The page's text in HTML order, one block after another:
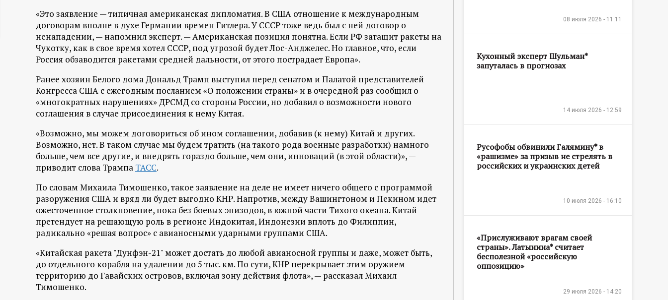
и
о
н
н
ы
й
п
о
р
т
а
л
«Это заявление — типичная американская дипломатия. В США отношение к международным
договорам вполне в духе Германии времен Гитлера. У СССР тоже ведь был с ней договор о
ненападении, — напомнил эксперт. — Американская позиция понятна. Если РФ затащит ракеты на
Чукотку, как в свое время хотел СССР, под угрозой будет Лос-Анджелес. Но главное, что, если
Россия обзаводится ракетами средней дальности, от этого пострадает Европа».
Ранее хозяин Белого дома Дональд Трамп выступил перед сенатом и Палатой представителей
Конгресса США с ежегодным посланием «О положении страны» и в очередной раз сообщил о
«многократных нарушениях» ДРСМД со стороны России, но добавил о возможности нового
соглашения в случае присоединения к нему Китая.
«Возможно, мы можем договориться об ином соглашении, добавив (к нему) Китай и других.
Возможно, нет. В таком случае мы будем тратить (на такого рода военные разработки) намного
больше, чем все другие, и внедрять гораздо больше, чем они, инноваций (в этой области)», —
приводит слова Трампа ТАСС.
По словам Михаила Тимошенко, такое заявление на деле не имеет ничего общего с программой
разоружения США и вряд ли будет выгодно КНР. Напротив, между Вашингтоном и Пекином идет
ожесточенное столкновение, пока без боевых эпизодов, в южной части Тихого океана. Китай
претендует на решающую роль в регионе Индокитая, Индонезии вплоть до Филиппин,
радикально «решая вопрос» с авианосными ударными группами США.
«Китайская ракета "Дунфэн-21" может достать до любой авианосной группы и даже, может быть,
до отдельного корабля на удалении до 5 тыс. км. По сути, КНР перекрывает этим оружием
территорию до Гавайских островов, включая зону действия флота», — рассказал Михаил
Тимошенко.
08 июля 2026 - 11:11
Кухонный эксперт Шульман*
запуталась в прогнозах
14 июля 2026 - 12:59
Русофобы обвинили Галямину* в
«рашизме» за призыв не стрелять в
российских и украинских детей
10 июля 2026 - 16:10
«Прислуживают врагам своей
страны». Латынина* считает
бесполезной «российскую
оппозицию»
29 июля 2026 - 14:20